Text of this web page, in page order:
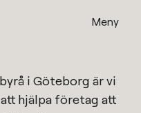
Meny
i Göteborg är vi
hjälpa företag att